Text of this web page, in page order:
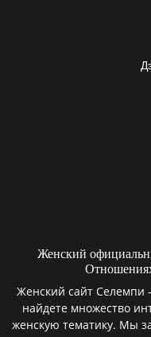
Женский
Женский сайт Селемпи
найдете множество
женскую тематику. Мы